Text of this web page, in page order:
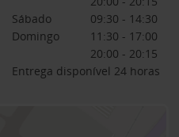
Sábado
09:30 - 14:30
Domingo
11:30 - 17:00
20:00 - 20:15
Entrega disponível 24 horas